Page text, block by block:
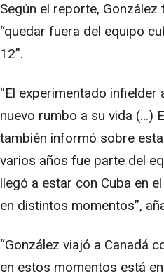
Según el reporte,
“quedar fuera del equipo
12”.
“El experimentado infielder
nuevo rumbo a su vida (…)
también informó sobre
varios años fue parte del
llegó a estar con Cuba en
en distintos momentos”,
“González viajó a Canadá
en estos momentos está